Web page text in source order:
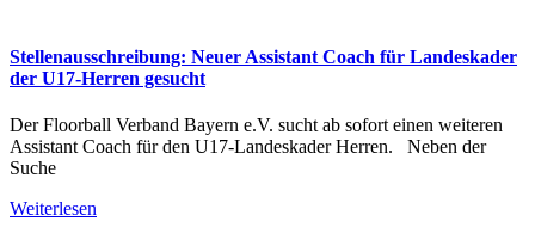
Stellenausschreibung: Neuer Assistant Coach für Landeskader
der U17-Herren gesucht
Der Floorball Verband Bayern e.V. sucht ab sofort einen weiteren
Assistant Coach für den U17-Landeskader Herren. Neben der
Suche
Weiterlesen